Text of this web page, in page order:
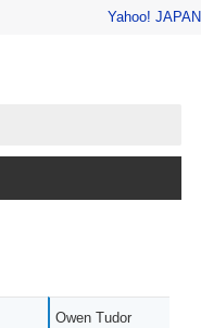
Yahoo! JAPAN
Owen Tudor